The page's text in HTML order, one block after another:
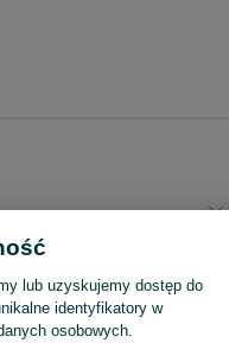
lub uzyskujemy dostęp do
identyfikatory w
osobowych.